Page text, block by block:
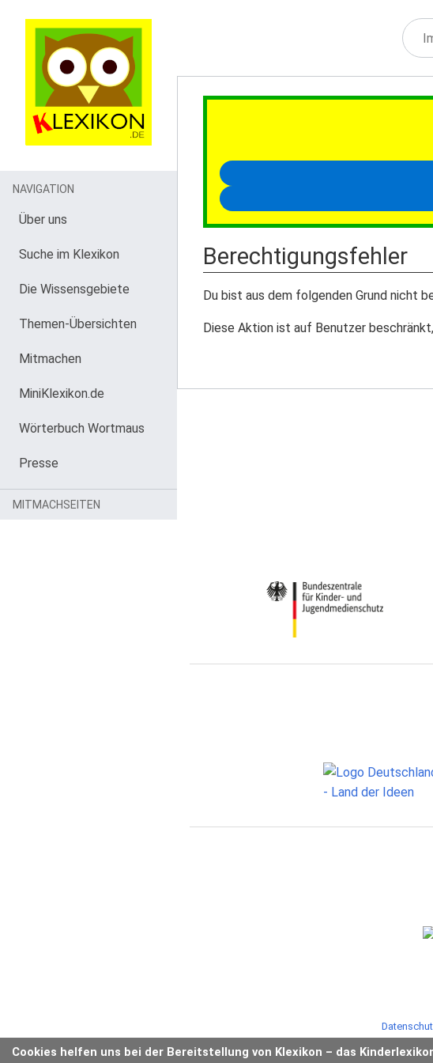
Berechtigungsfehler
Du bist aus dem folgenden Grund nicht
Diese Aktion ist auf Benutzer
Cookies helfen uns bei der Bereitstellung von Klexikon – das
NAVIGATION
Über uns
Suche im Klexikon
Die Wissensgebiete
Themen-Übersichten
Mitmachen
MiniKlexikon.de
Wörterbuch Wortmaus
Presse
MITMACHSEITEN